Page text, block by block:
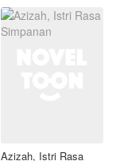
Azizah, Istri Rasa